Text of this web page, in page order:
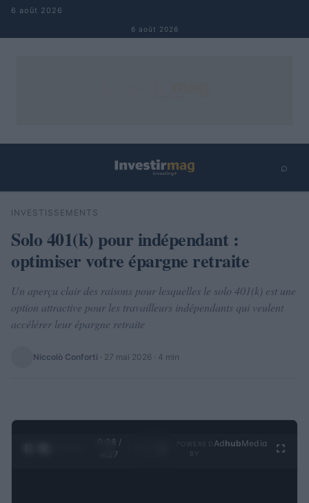
Aller au contenu
6 août 2026
6 août 2026
⌕
Rechercher
INVESTISSEMENTS
Solo 401(k) pour indépendant :
optimiser votre épargne retraite
Un aperçu clair des raisons pour lesquelles le solo 401(k) est une
option attractive pour les travailleurs indépendants qui veulent
accélérer leur épargne retraite
Niccolò Conforti · 27 mai 2026 · 4 min
0:29 /
4:27
Ad hubMedia